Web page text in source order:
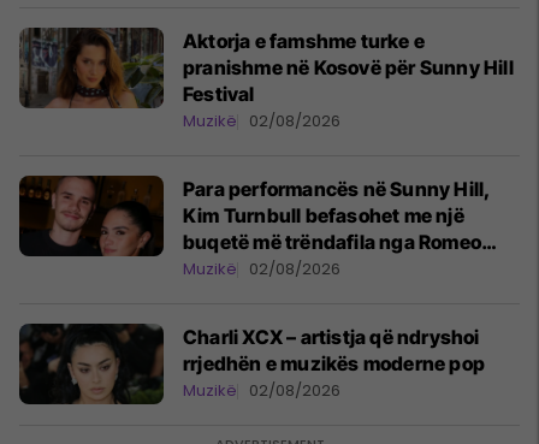
Aktorja e famshme turke e
pranishme në Kosovë për Sunny Hill
Festival
Muzikë 02/08/2026
Para performancës në Sunny Hill,
Kim Turnbull befasohet me një
buqetë më trëndafila nga Romeo
Beckham
Muzikë 02/08/2026
Charli XCX – artistja që ndryshoi
rrjedhën e muzikës moderne pop
Muzikë 02/08/2026